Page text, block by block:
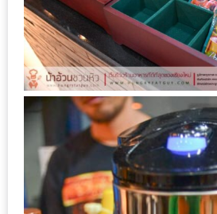
3
รางวัล
วัน
แม่
สุด
พิเศษ
โปร
โม
ชั่น